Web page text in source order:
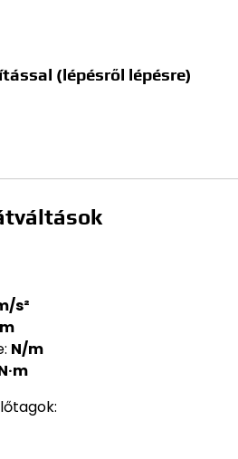
(lépésről lépésre)
s²
m
N/m